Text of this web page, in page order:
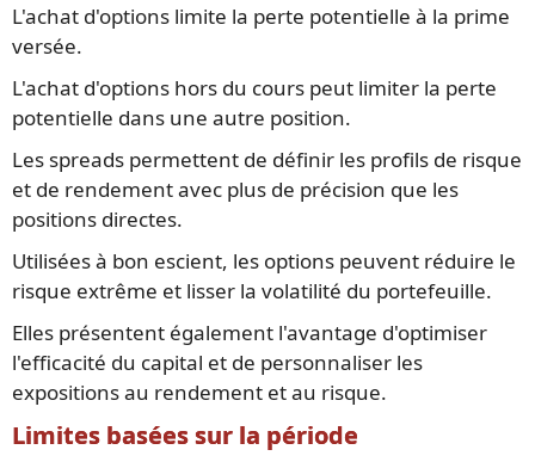
L'achat d'options limite la perte potentielle à la prime
versée.
L'achat d'options hors du cours peut limiter la perte
potentielle dans une autre position.
Les spreads permettent de définir les profils de risque
et de rendement avec plus de précision que les
positions directes.
Utilisées à bon escient, les options peuvent réduire le
risque extrême et lisser la volatilité du portefeuille.
Elles présentent également l'avantage d'optimiser
l'efficacité du capital et de personnaliser les
expositions au rendement et au risque.
Limites basées sur la période